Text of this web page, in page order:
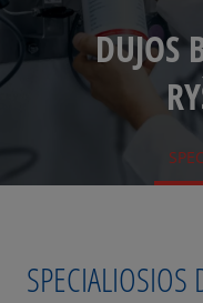
DUJOS
SPECIALIOSIOS